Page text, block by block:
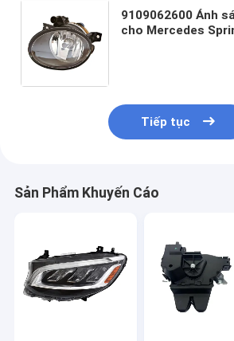
9109062600 Ánh
cho Mercedes
Tiếp tục
Sản Phẩm Khuyến Cáo